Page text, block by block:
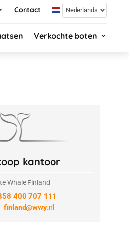
Contact
Verkochte boten
kantoor
Whale Finland
400 707 111
finland@wwy.nl